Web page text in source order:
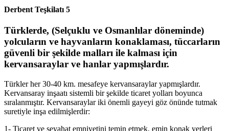
Derbent Teşkilatı 5
Türklerde, (Selçuklu ve Osmanlılar döneminde)
yolcuların ve hayvanların konaklaması, tüccarların
güvenli bir şekilde malları ile kalması için
kervansaraylar ve hanlar yapmışlardır.
Türkler her 30-40 km. mesafeye kervansaraylar yapmışlardır.
Kervansaray inşaatı sistemli bir şekilde ticaret yolları boyunca
sıralanmıştır. Kervansaraylar iki önemli gayeyi göz önünde tutmak
suretiyle inşa edilmişlerdir:
1- Ticaret ve seyahat emniyetini temin etmek, emin konak yerleri